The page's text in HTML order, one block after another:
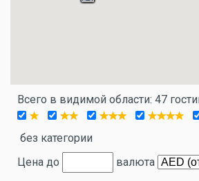
Всего в видимой области: 47
без категории
Цена до
валюта